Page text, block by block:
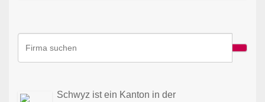
Schwyz ist ein Kanton in der